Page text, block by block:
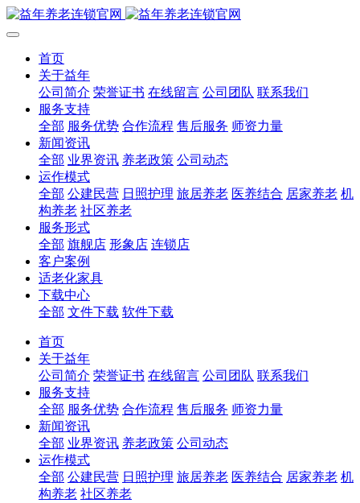
首页
关于益年
公司简介 荣誉证书 在线留言 公司团队 联系我们
服务支持
全部 服务优势 合作流程 售后服务 师资力量
新闻资讯
全部 业界资讯 养老政策 公司动态
运作模式
全部 公建民营 日照护理 旅居养老 医养结合 居家养老 机
构养老 社区养老
服务形式
全部 旗舰店 形象店 连锁店
客户案例
适老化家具
下载中心
全部 文件下载 软件下载
首页
关于益年
公司简介 荣誉证书 在线留言 公司团队 联系我们
服务支持
全部 服务优势 合作流程 售后服务 师资力量
新闻资讯
全部 业界资讯 养老政策 公司动态
运作模式
全部 公建民营 日照护理 旅居养老 医养结合 居家养老 机
构养老 社区养老